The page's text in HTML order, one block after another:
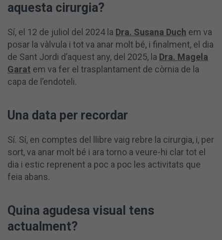
aquesta cirurgia?
Sí, el 12 de juliol del 2024 la Dra. Susana Duch em va
posar la vàlvula i tot va anar molt bé, i finalment, el dia
de Sant Jordi d’aquest any, del 2025, la Dra. Magela
Garat em va fer el trasplantament de còrnia de la
capa de l’endoteli.
Una data per recordar
Sí. Sí, en comptes del llibre vaig rebre la cirurgia, i, per
sort, va anar molt bé i ara torno a veure-hi clar tot el
dia i estic reprenent a poc a poc les activitats que
feia abans.
Quina agudesa visual tens
actualment?